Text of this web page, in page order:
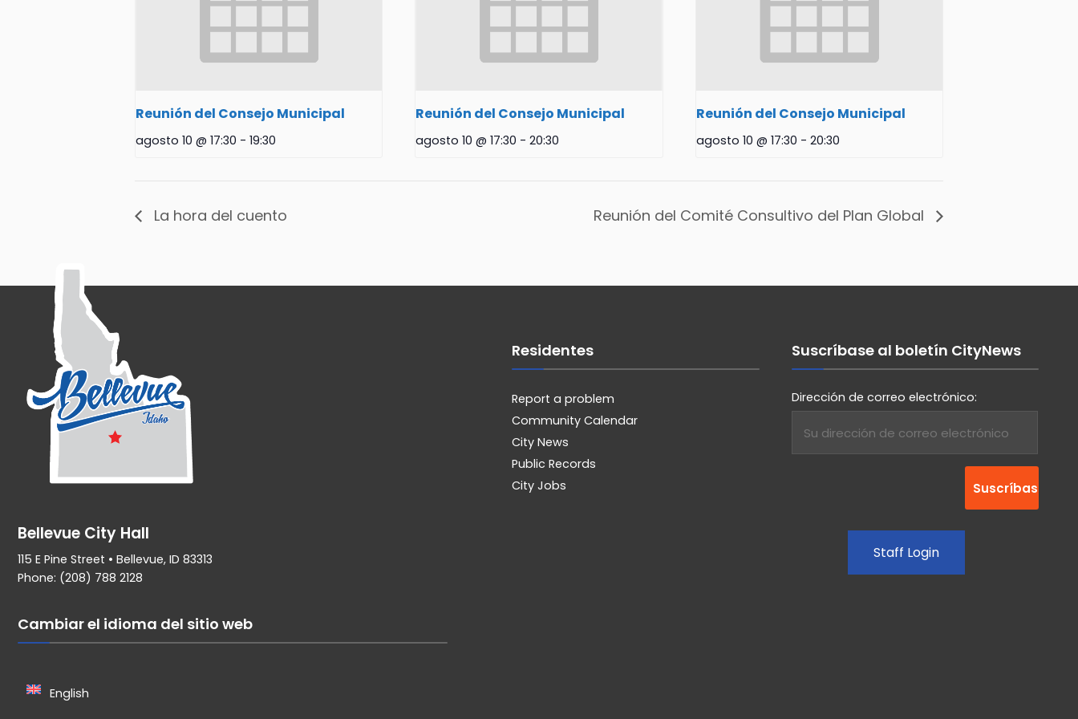
Reunión del Consejo Municipal
agosto 10 @ 17:30 - 19:30
Reunión del Consejo Municipal
agosto 10 @ 17:30 - 20:30
Reunión del Consejo Municipal
agosto 10 @ 17:30 - 20:30
La hora del cuento Reunión del Comité Consultivo del Plan Global
Bellevue City Hall
115 E Pine Street • Bellevue, ID 83313
Phone: (208) 788 2128
Cambiar el idioma del sitio web
English
Residentes
Report a problem
Community Calendar
City News
Public Records
City Jobs
Suscríbase al boletín CityNews
Dirección de correo electrónico:
Staff Login